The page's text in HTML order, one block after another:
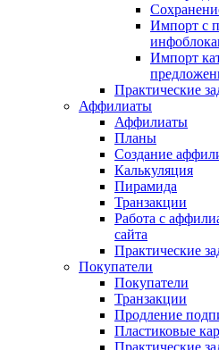
Импорт с
Импорт
Практические
Аффилиаты
Аффилиаты
Планы
Создание
Калькуляция
Пирамида
Транзакции
Работа с
сайта
Практические
Покупатели
Покупатели
Транзакции
Продление
Пластиковые
Практические